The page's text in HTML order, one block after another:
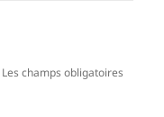
Les champs obligatoires